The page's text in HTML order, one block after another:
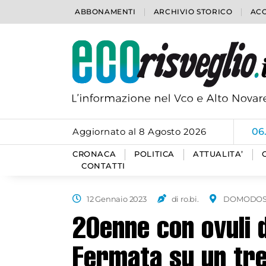
ABBONAMENTI ARCHIVIO STORICO
Aggiornato al 8 Agosto 2026
CRONACA POLITICA ATTUALITA’
CONTATTI
12 Gennaio 2023 di ro.bi.
20enne con ovuli